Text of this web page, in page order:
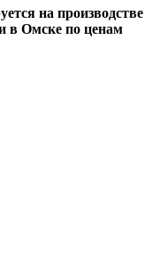
на производстве
в Омске по ценам